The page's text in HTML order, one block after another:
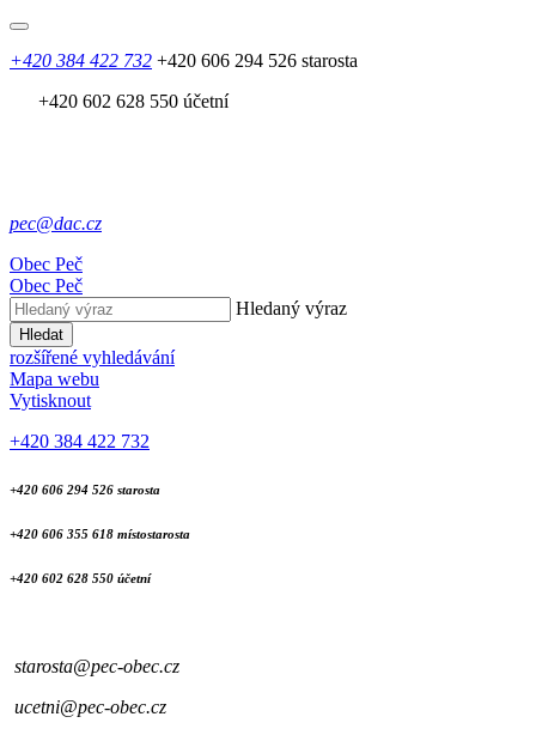
+420 384 422 732 +420 606 294 526 starosta
+420 602 628 550 účetní
pec@dac.cz
Obec Peč
Obec Peč
Hledaný výraz
Hledat
rozšířené vyhledávání
Mapa webu
Vytisknout
+420 384 422 732
+420 606 294 526 starosta
+420 606 355 618 místostarosta
+420 602 628 550 účetní
starosta@pec-obec.cz
ucetni@pec-obec.cz